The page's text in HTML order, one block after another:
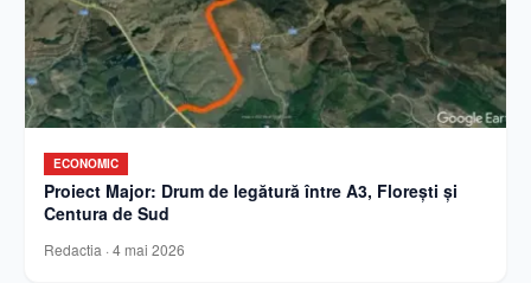
ECONOMIC
Proiect Major: Drum de legătură între A3, Florești și
Centura de Sud
Redactia · 4 mai 2026